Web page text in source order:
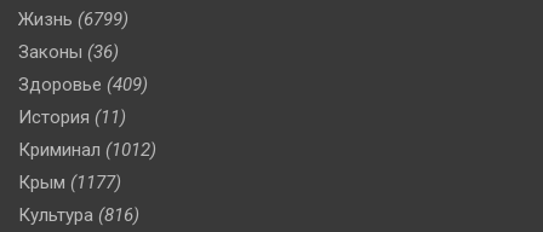
Жизнь (6799)
Законы (36)
Здоровье (409)
История (11)
Криминал (1012)
Крым (1177)
Культура (816)